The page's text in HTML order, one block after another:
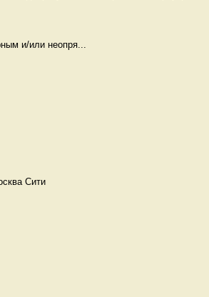
и/или неопря...
Сити